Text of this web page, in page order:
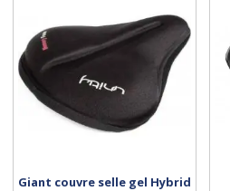
Giant couvre selle gel Hybrid